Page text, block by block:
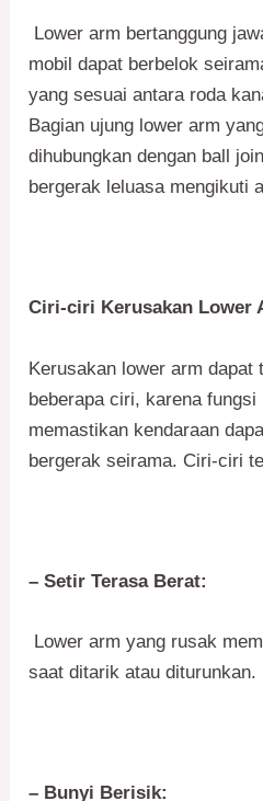
Lower arm bertanggung
mobil dapat berbelok
yang sesuai antara roda
Bagian ujung lower arm
dihubungkan dengan ball
bergerak leluasa mengikuti
Ciri-ciri Kerusakan Lower
Kerusakan lower arm dapat
beberapa ciri, karena fungsi
memastikan kendaraan
bergerak seirama. Ciri-ciri
– Setir Terasa Berat:
Lower arm yang rusak
saat ditarik atau diturunkan.
– Bunyi Berisik: